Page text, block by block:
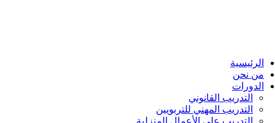
الرئيسية
من نحن
الدورات
التدريب القانوني
التدريب المهني للتربويين